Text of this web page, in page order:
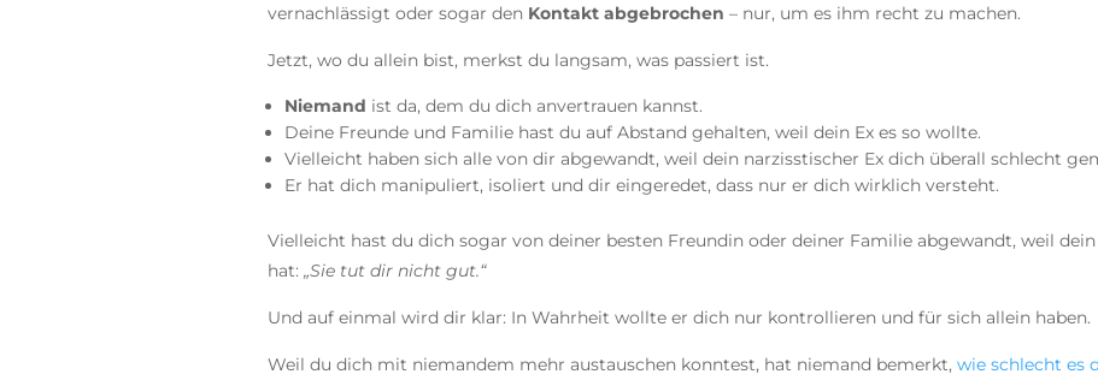
vernachlässigt oder sogar den Kontakt abgebrochen – nur, um es ihm recht zu machen.
Jetzt, wo du allein bist, merkst du langsam, was passiert ist.
Niemand ist da, dem du dich anvertrauen kannst.
Deine Freunde und Familie hast du auf Abstand gehalten, weil dein Ex es so wollte.
Vielleicht haben sich alle von dir abgewandt, weil dein narzisstischer Ex dich überall schlecht
Er hat dich manipuliert, isoliert und dir eingeredet, dass nur er dich wirklich versteht.
Vielleicht hast du dich sogar von deiner besten Freundin oder deiner Familie abgewandt, weil
hat: „Sie tut dir nicht gut.“
Und auf einmal wird dir klar: In Wahrheit wollte er dich nur kontrollieren und für sich allein haben.
Weil du dich mit niemandem mehr austauschen konntest, hat niemand bemerkt, wie schlecht es